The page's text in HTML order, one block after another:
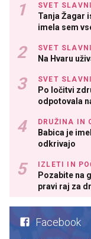
SVET
Tanja Žagar
imela sem
SVET
Na Hvaru
SVET
Po ločitvi
odpotovala
DRUŽINA IN
Babica je
odkrivajo
IZLETI IN
Pozabite na
pravi raj za
Facebook